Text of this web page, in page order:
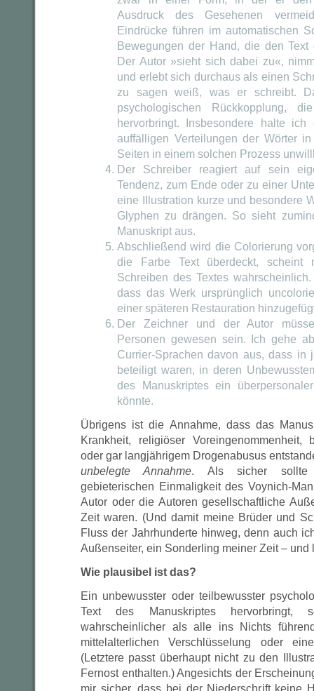
Ausdruck des Gesehenen
Eindrücke führen im automatischen
Bewegungen der Hand, die den Text
Der Autor »sieht sich dabei zu«,
und erlebt sich durchaus als einen
zu sagen weiß, was er schreibt.
psychologischen Rückkopplung,
hervorbringt. Insbesondere halte
auffälligen Verteilungen der Wörter
Seiten in einem solchen Prozess
Der Schreiber reagiert auf sein
Tendenz, zum Ende oder zu einer
eine Illustration kurze und besondere
Glyphen zu drängen. So sieht
Manuskript aus.
Abschließend wird die Colorierung
die Farbe Text überdeckt,
Schreiben des Textes
dass das Werk ursprünglich
einer späteren Restauration
Der Zeichner und der Autor
Personen gewesen sein. Ich gehe
Currier-Sprachen davon aus, dass in
beteiligt waren, in deren
des Manuskriptes ein
könnte.
Übrigens ist die Annahme, dass das
Krankheit, religiöser Voreingenommenheit,
oder gar langjährigem Drogenabusus
unbelegte Annahme. Als sicher sollte
gebieterischen Einmaligkeit des Voynich-
Autor oder die Autoren gesellschaftliche
Zeit waren. (Und damit meine Brüder und
Fluss der Jahrhunderte hinweg, denn auch
Außenseiter, ein Sonderling meiner Zeit – und
Wie plausibel ist das?
Ein unbewusster oder teilbewusster
Text des Manuskriptes hervorbringt,
wahrscheinlicher als alle ins Nichts
mittelalterlichen Verschlüsselung oder
(Letztere passt überhaupt nicht zu den
Fernost enthalten.) Angesichts der
mir sicher, dass bei der Niederschrift keine